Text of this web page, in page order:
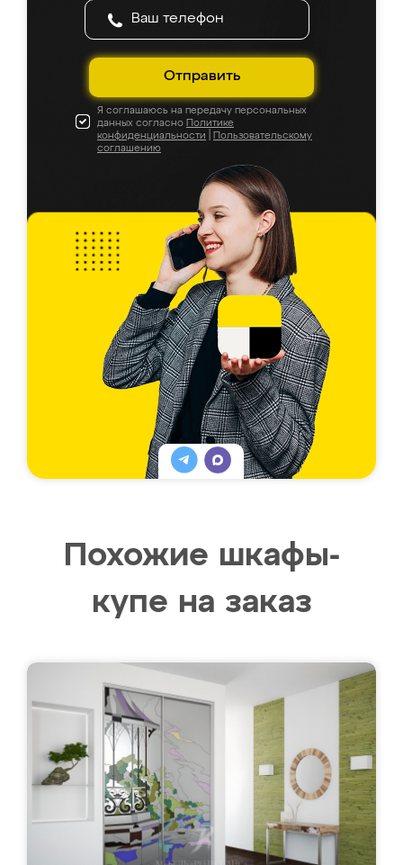
Отправить
Я соглашаюсь на передачу персональных
данных согласно Политике
конфиденциальности
Пользовательскому
соглашению
Похожие шкафы-
купе на заказ